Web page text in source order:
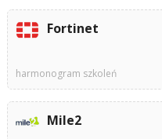
Fortinet
harmonogram szkoleń
Mile2